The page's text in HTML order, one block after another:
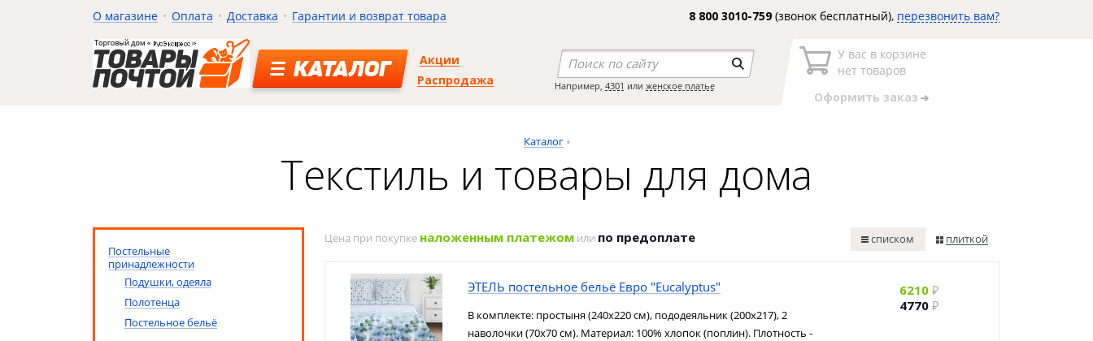
О магазине Оплата Доставка Гарантии и возврат товара 8 800 3010-759(звонок бесплатный), перезвонить вам?
КАТАЛОГ
Акции
Распродажа
Например, 4301 или женское платье
У вас в корзине
нет товаров
Оформить заказ
Каталог
Текстиль и товары для дома
Постельные
принадлежности
Подушки, одеяла
Полотенца
Постельное бельё
Цена при покупке наложенным платежом или по предоплате списком плиткой
ЭТЕЛЬ постельное бельё Евро "Eucalyptus"
В комплекте: простыня (240х220 см), пододеяльник (200х217), 2
наволочки (70х70 см). Материал: 100% хлопок (поплин). Плотность -
6210
4770